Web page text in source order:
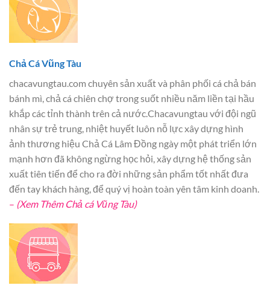
Chả Cá Vũng Tàu
chacavungtau.com chuyên sản xuất và phân phối cá chả bán
bánh mì, chả cá chiên chợ trong suốt nhiều năm liền tại hầu
khắp các tỉnh thành trên cả nước.Chacavungtau với đội ngũ
nhân sự trẻ trung, nhiệt huyết luôn nỗ lực xây dựng hình
ảnh thương hiệu Chả Cá Lâm Đồng ngày một phát triển lớn
mạnh hơn đã không ngừng học hỏi, xây dựng hệ thống sản
xuất tiên tiến để cho ra đời những sản phẩm tốt nhất đưa
đến tay khách hàng, để quý vị hoàn toàn yên tâm kinh doanh.
– (Xem Thêm Chả cá Vũng Tàu)